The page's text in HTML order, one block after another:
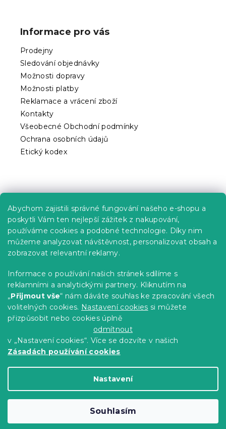
Abychom zajistili správné fungování našeho e-shopu a
poskytli Vám ten nejlepší zážitek z nakupování,
používáme cookies a podobné technologie. Díky nim
můžeme analyzovat návštěvnost, personalizovat obsah a
zobrazovat relevantní reklamy.
Informace o používání našich stránek sdílíme s
reklamními a analytickými partnery. Kliknutím na
„Přijmout vše“ nám dáváte souhlas ke zpracování všech
volitelných cookies. Nastavení cookies si můžete
přizpůsobit nebo cookies úplně
odmítnout
v „Nastavení cookies“. Více se dozvíte v našich
Zásadách používání cookies
Nastavení
Souhlasím
Informace pro vás
Prodejny
Sledování objednávky
Možnosti dopravy
Možnosti platby
Reklamace a vrácení zboží
Kontakty
Všeobecné Obchodní podmínky
Ochrana osobních údajů
Etický kodex
Kariéra
Poptávky a B2B spolupráce
Proč se u nás registrovat?
Věrnostní program - Sleva až 10 %
Návody
Tabulky velikostí
Blog
Copyright 2026Výprodej povlečení. Všechna
práva vyhrazena.Upravit nastavení cookies